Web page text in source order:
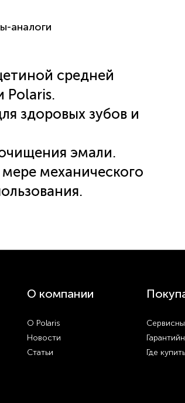
аналоги
средней
Polaris.
здоровых зубов и
эмали.
механического
О компании
О Polaris
Новости
Статьи
Где купить